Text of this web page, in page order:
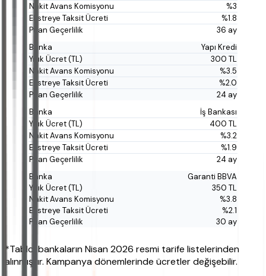
%3
%1.8
36 ay
Yapı Kredi
300 TL
%3.5
%2.0
24 ay
İş Bankası
400 TL
%3.2
%1.9
24 ay
Garanti BBVA
350 TL
%3.8
%2.1
30 ay
*Tablo, bankaların Nisan 2026 resmi tarife listelerinden
alınmıştır. Kampanya dönemlerinde ücretler değişebilir.